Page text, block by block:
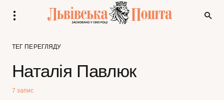
ТЕГ ПЕРЕГЛЯДУ
Наталія Павлюк
7 запис